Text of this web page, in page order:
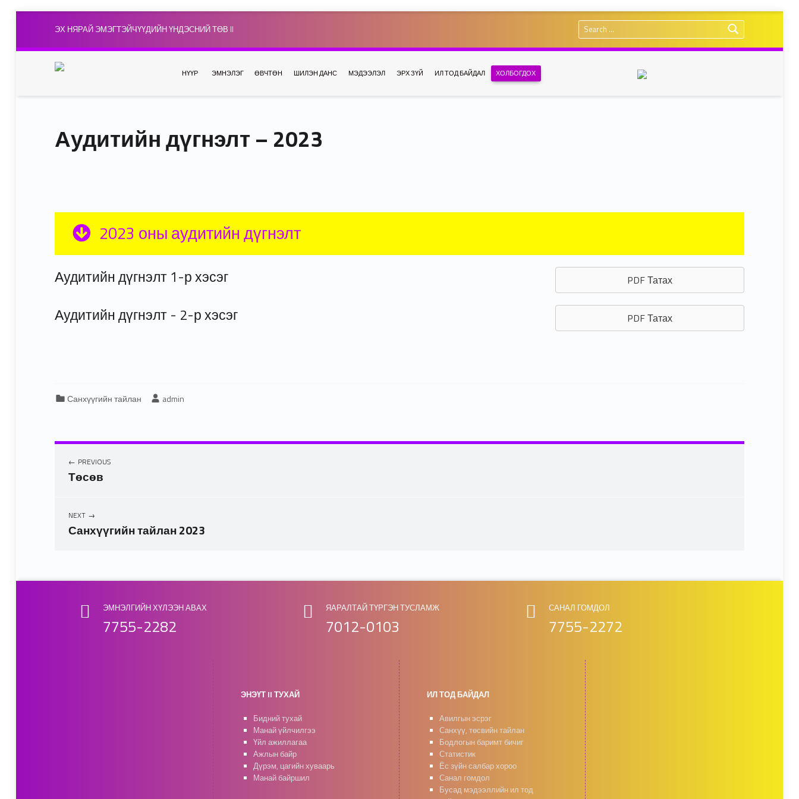
ЭХ НЯРАЙ ЭМЭГТЭЙЧҮҮДИЙН ҮНДЭСНИЙ ТӨВ II
Search for:
НҮҮР ЭМНЭЛЭГ ӨВЧТӨН ШИЛЭН ДАНС МЭДЭЭЛЭЛ ЭРХ ЗҮЙ ИЛ ТОД БАЙДАЛ ХОЛБОГДОХ
Аудитийн дүгнэлт – 2023
2023 оны аудитийн дүгнэлт
Аудитийн дүгнэлт 1-р хэсэг PDF Татах
Аудитийн дүгнэлт - 2-р хэсэг PDF Татах
Categorized in:
Санхүүгийн тайлан Written by:
admin
PREVIOUS
Төсөв
NEXT
Санхүүгийн тайлан 2023
ЭМНЭЛГИЙН ХҮЛЭЭН АВАХ
7755-2282
ЯАРАЛТАЙ ТҮРГЭН ТУСЛАМЖ
7012-0103
САНАЛ ГОМДОЛ
7755-2272
ЭНЭҮТ II ТУХАЙ
Бидний тухай
Манай үйлчилгээ
Үйл ажиллагаа
Ажлын байр
Дүрэм, цагийн хуваарь
Манай байршил
ИЛ ТОД БАЙДАЛ
Авилгын эсрэг
Санхүү, төсвийн тайлан
Бодлогын баримт бичиг
Статистик
Ёс зүйн салбар хороо
Санал гомдол
Бусад мэдээллийн ил тод